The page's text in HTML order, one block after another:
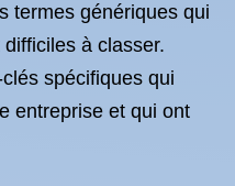
termes génériques qui
à classer.
spécifiques qui
entreprise et qui ont